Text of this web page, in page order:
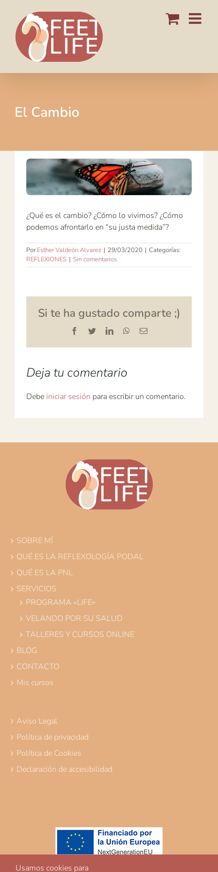
contenido
El Cambio
¿Qué es el cambio? ¿Cómo lo vivimos? ¿Cómo
podemos afrontarlo en “su justa medida”?
PorEsther Valdeón Alvarez | 29/03/2020 | Categorías:
REFLEXIONES | Sin comentarios
Si te ha gustado comparte ;)
Facebook
TwitterLinkedInWhatsApp
Correo
Deja tu comentario
Debe iniciar sesión para escribir un comentario.
SOBRE MÍ
QUÉ ES LA REFLEXOLOGÍA PODAL
QUÉ ES LA PNL
SERVICIOS
PROGRAMA «LIFE»
VELANDO POR SU SALUD
TALLERES Y CURSOS ONLINE
BLOG
CONTACTO
Mis cursos
Aviso Legal
Política de privacidad
Política de Cookies
Declaración de accesibilidad
Usamos cookies para